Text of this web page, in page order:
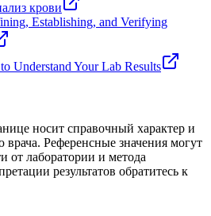
крови
Establishing, and Verifying
Understand Your Lab Results
носит справочный характер и
врача. Референсные значения могут
от лаборатории и метода
результатов обратитесь к